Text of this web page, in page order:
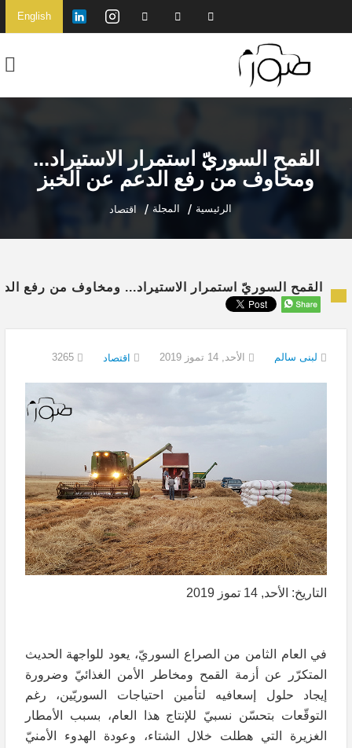
English
القمح السوريّ استمرار الاستيراد...
ومخاوف من رفع الدعم عن الخبز
الرئيسية المجلة اقتصاد
القمح السوريّ استمرار الاستيراد... ومخاوف من رفع
لبنى سالم الأحد, 14 تموز 2019 اقتصاد
التاريخ: الأحد, 14 تموز 2019
في العام الثامن من الصراع السوريّ، يعود للواجهة الحديث
المتكرّر عن أزمة القمح ومخاطر الأمن الغذائيّ وضرورة
إيجاد حلول إسعافيه لتأمين احتياجات السوريّين، رغم
التوقّعات بتحسّن نسبيّ للإنتاج هذا العام، بسبب الأمطار
الغزيرة التي هطلت خلال الشتاء، وعودة الهدوء الأمنيّ